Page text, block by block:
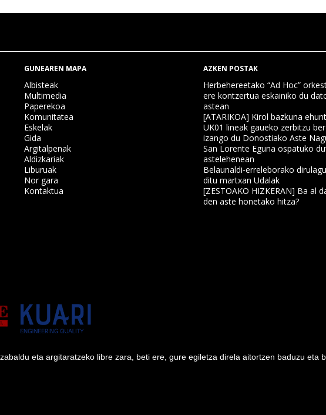
GUNEAREN MAPA
Albisteak
Multimedia
Paperekoa
Komunitatea
Eskelak
Gida
Argitalpenak
Aldizkariak
Liburuak
Nor gara
Kontaktua
AZKEN POSTAK
Herbehereetako “Ad Hoc”
ere kontzertua eskainiko du
astean
[ATARIKOA] Kirol bazkuna
UK01 lineak gaueko zerbitzu
izango du Donostiako Aste
San Lorente Eguna ospatuko
astelehenean
Belaunaldi-erreleborako
ditu martxan Udalak
[ZESTOAKO HIZKERAN] Ba al
den aste honetako hitza?
eta argitaratzeko libre zara, beti ere, gure egiletza direla aitortzen baduzu eta